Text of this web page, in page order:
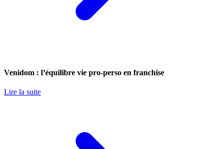
Venidom : l’équilibre vie pro-perso en franchise
Lire la suite